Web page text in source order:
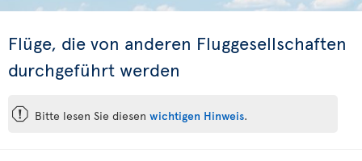
Flüge, die von anderen Fluggesellschaften
durchgeführt werden
ü Bitte lesen Sie diesen wichtigen Hinweis.